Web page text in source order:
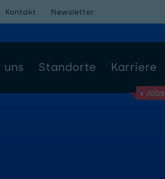
uns Standorte Karriere
Kontakt Newsletter
Jobs